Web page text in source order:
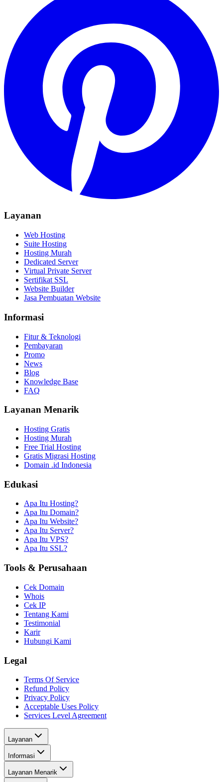
Layanan
Web Hosting
Suite Hosting
Hosting Murah
Dedicated Server
Virtual Private Server
Sertifikat SSL
Website Builder
Jasa Pembuatan Website
Informasi
Fitur & Teknologi
Pembayaran
Promo
News
Blog
Knowledge Base
FAQ
Layanan Menarik
Hosting Gratis
Hosting Murah
Free Trial Hosting
Gratis Migrasi Hosting
Domain .id Indonesia
Edukasi
Apa Itu Hosting?
Apa Itu Domain?
Apa Itu Website?
Apa Itu Server?
Apa Itu VPS?
Apa Itu SSL?
Tools & Perusahaan
Cek Domain
Whois
Cek IP
Tentang Kami
Testimonial
Karir
Hubungi Kami
Legal
Terms Of Service
Refund Policy
Privacy Policy
Acceptable Uses Policy
Services Level Agreement
Layanan
Informasi
Layanan Menarik